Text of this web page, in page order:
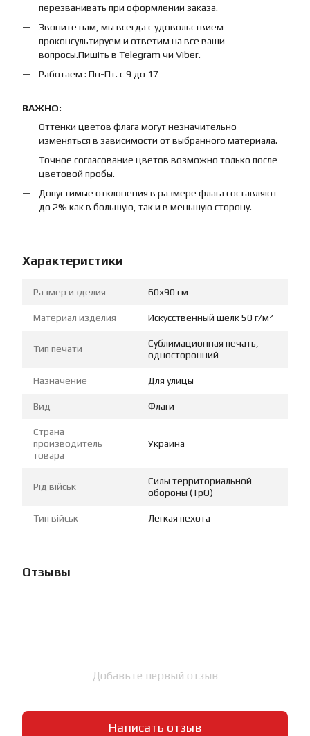
перезванивать при оформлении заказа.
Звоните нам, мы всегда с удовольствием
проконсультируем и ответим на все ваши
вопросы.Пишіть в Telegram чи Viber.
Работаем : Пн-Пт. с 9 до 17
ВАЖНО:
Оттенки цветов флага могут незначительно
изменяться в зависимости от выбранного материала.
Точное согласование цветов возможно только после
цветовой пробы.
Допустимые отклонения в размере флага составляют
до 2% как в большую, так и в меньшую сторону.
Характеристики
Размер изделия 60х90 см
Материал изделия Искусственный шелк 50 г/м²
Тип печати
Сублимационная печать,
односторонний
Назначение Для улицы
Вид Флаги
Страна
производитель
товара
Украина
Рід військ
Силы территориальной
обороны (ТрО)
Тип військ Легкая пехота
Отзывы
Добавьте первый отзыв
Написать отзыв